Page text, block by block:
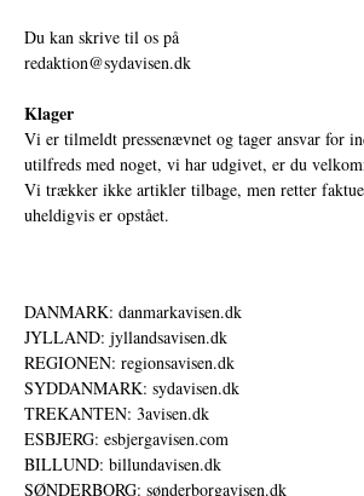
Du kan skrive til os på
redaktion@sydavisen.dk
Klager
Vi er tilmeldt pressenævnet og tager ansvar for
utilfreds med noget, vi har udgivet, er du
Vi trækker ikke artikler tilbage, men retter
uheldigvis er opstået.
DANMARK: danmarkavisen.dk
JYLLAND: jyllandsavisen.dk
REGIONEN: regionsavisen.dk
SYDDANMARK: sydavisen.dk
TREKANTEN: 3avisen.dk
ESBJERG: esbjergavisen.com
BILLUND: billundavisen.dk
SØNDERBORG: sønderborgavisen.dk